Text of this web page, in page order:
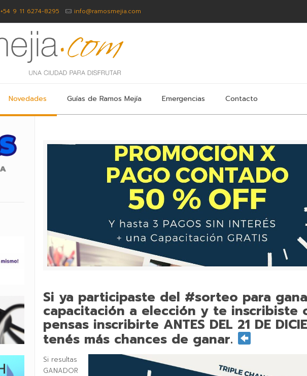
+54 9 11 6274-8295 info@ramosmejia.com
Novedades Guías de Ramos Mejía Emergencias Contacto
Si ya participaste del #sorteo para
capacitación a elección y te inscribiste
pensas inscribirte ANTES DEL 21 DE
tenés más chances de ganar.
Si resultas
GANADOR